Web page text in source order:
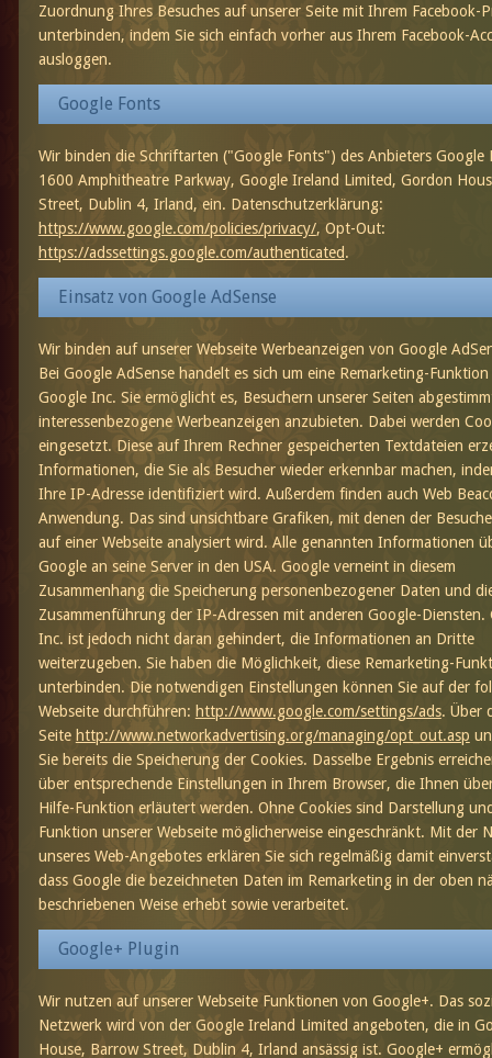
Zuordnung Ihres Besuches auf unserer Seite mit Ihrem Facebook-
unterbinden, indem Sie sich einfach vorher aus Ihrem Facebook-
ausloggen.
Google Fonts
Wir binden die Schriftarten ("Google Fonts") des Anbieters Google
1600 Amphitheatre Parkway, Google Ireland Limited, Gordon
Street, Dublin 4, Irland, ein. Datenschutzerklärung:
https://www.google.com/policies/privacy/, Opt-Out:
https://adssettings.google.com/authenticated.
Einsatz von Google AdSense
Wir binden auf unserer Webseite Werbeanzeigen von Google
Bei Google AdSense handelt es sich um eine Remarketing-
Google Inc. Sie ermöglicht es, Besuchern unserer Seiten
interessenbezogene Werbeanzeigen anzubieten. Dabei werden
eingesetzt. Diese auf Ihrem Rechner gespeicherten Textdateien
Informationen, die Sie als Besucher wieder erkennbar machen,
Ihre IP-Adresse identifiziert wird. Außerdem finden auch Web
Anwendung. Das sind unsichtbare Grafiken, mit denen der
auf einer Webseite analysiert wird. Alle genannten Informationen
Google an seine Server in den USA. Google verneint in diesem
Zusammenhang die Speicherung personenbezogener Daten und
Zusammenführung der IP-Adressen mit anderen Google-Diensten.
Inc. ist jedoch nicht daran gehindert, die Informationen an Dritte
weiterzugeben. Sie haben die Möglichkeit, diese Remarketing-
unterbinden. Die notwendigen Einstellungen können Sie auf der
Webseite durchführen: http://www.google.com/settings/ads. Über
Seite http://www.networkadvertising.org/managing/opt_out.asp
Sie bereits die Speicherung der Cookies. Dasselbe Ergebnis
über entsprechende Einstellungen in Ihrem Browser, die Ihnen
Hilfe-Funktion erläutert werden. Ohne Cookies sind Darstellung
Funktion unserer Webseite möglicherweise eingeschränkt. Mit der
unseres Web-Angebotes erklären Sie sich regelmäßig damit
dass Google die bezeichneten Daten im Remarketing in der oben
beschriebenen Weise erhebt sowie verarbeitet.
Google+ Plugin
Wir nutzen auf unserer Webseite Funktionen von Google+. Das
Netzwerk wird von der Google Ireland Limited angeboten, die in
House, Barrow Street, Dublin 4, Irland ansässig ist. Google+